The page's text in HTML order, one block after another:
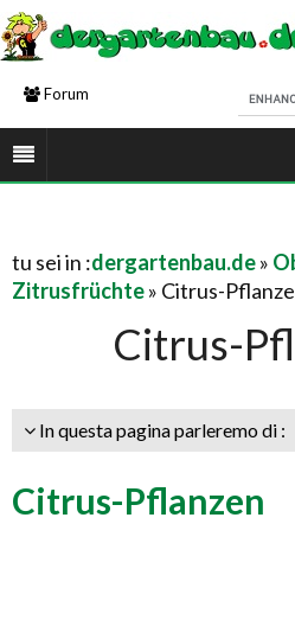
Forum
tu sei in :dergartenbau.de»
Zitrusfrüchte» Citrus-
Citrus-
In questa pagina parleremo di :
Citrus-Pflanzen